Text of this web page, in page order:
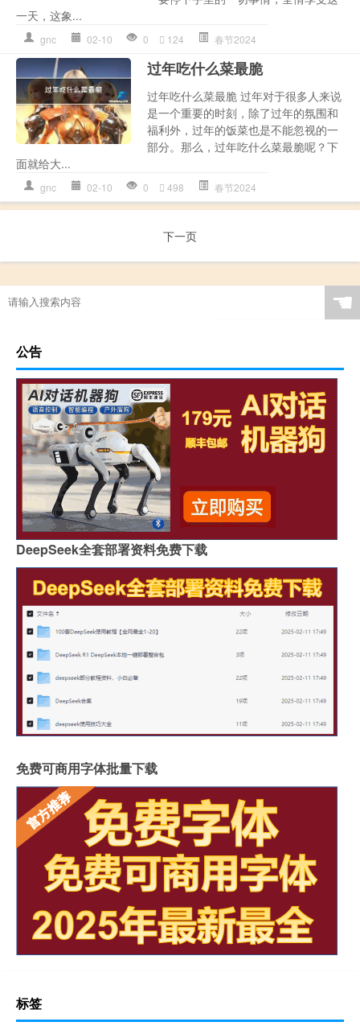
一天，这象...
gnc 02-10 0 124 春节2024
过年吃什么菜最脆
过年吃什么菜最脆 过年对于很多人来说
是一个重要的时刻，除了过年的氛围和
福利外，过年的饭菜也是不能忽视的一
部分。那么，过年吃什么菜最脆呢？下
面就给大...
gnc 02-10 0 498 春节2024
下一页
☚
公告
DeepSeek全套部署资料免费下载
免费可商用字体批量下载
标签